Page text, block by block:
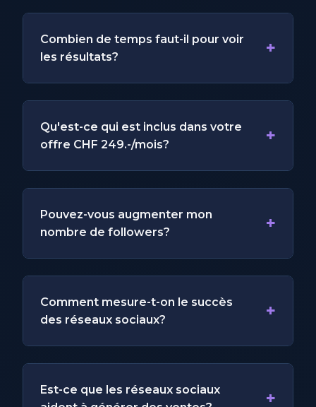
Combien de temps faut-il pour voir
les résultats?
+
Qu'est-ce qui est inclus dans votre
offre CHF 249.-/mois?
+
Pouvez-vous augmenter mon
nombre de followers?
+
Comment mesure-t-on le succès
des réseaux sociaux?
+
Est-ce que les réseaux sociaux
+